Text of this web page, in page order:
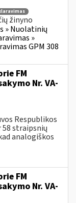
žinyno
» Nuolatinių
»
GPM 308
FM
Nr. VA-
Respublikos
58 straipsnių
analogiškos
FM
Nr. VA-